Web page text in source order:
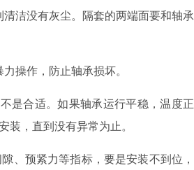
洁没有灰尘。隔套的两端面要和轴承
操作，防止轴承损坏。
是合适。如果轴承运行平稳，温度正
装，直到没有异常为止。
、预紧力等指标，要是安装不到位，